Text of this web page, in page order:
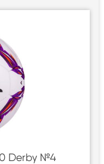
Derby №4